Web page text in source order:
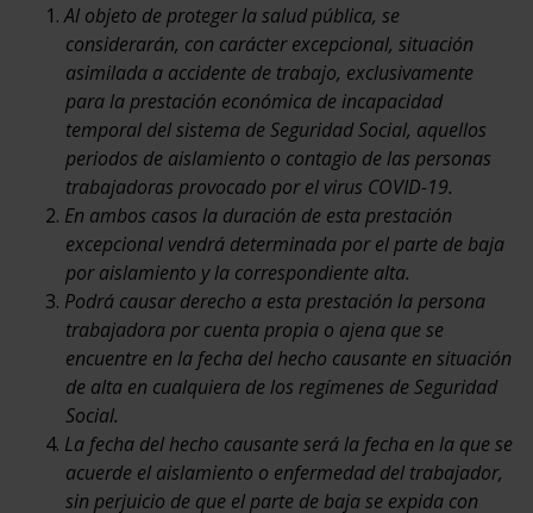
Al objeto de proteger la salud pública, se
considerarán, con carácter excepcional, situación
asimilada a accidente de trabajo, exclusivamente
para la prestación económica de incapacidad
temporal del sistema de Seguridad Social, aquellos
periodos de aislamiento o contagio de las personas
trabajadoras provocado por el virus COVID-19.
En ambos casos la duración de esta prestación
excepcional vendrá determinada por el parte de baja
por aislamiento y la correspondiente alta.
Podrá causar derecho a esta prestación la persona
trabajadora por cuenta propia o ajena que se
encuentre en la fecha del hecho causante en situación
de alta en cualquiera de los regímenes de Seguridad
Social.
La fecha del hecho causante será la fecha en la que se
acuerde el aislamiento o enfermedad del trabajador,
sin perjuicio de que el parte de baja se expida con